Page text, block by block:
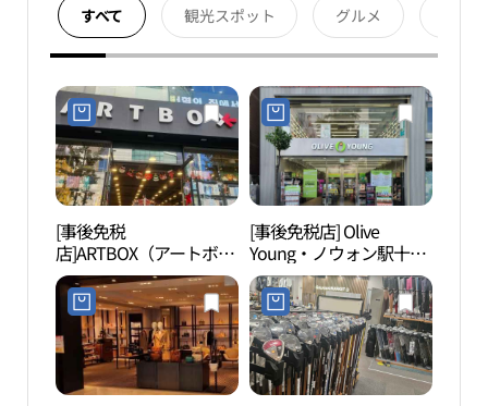
すべて 観光スポット グルメ
[事後免税
店]ARTBOX（アートボッ
クス）・ノウォン（蘆
原）店(아트박스 노원점)
[事後免税店] Olive
Young・ノウォン駅十字
路店(올리브영 노원역사
거리점)